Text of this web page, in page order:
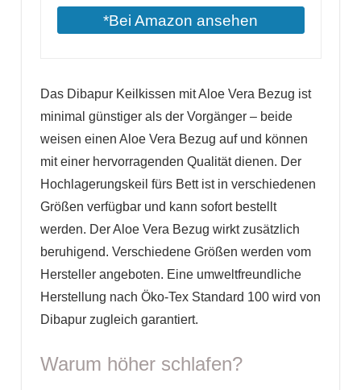
*Bei Amazon ansehen
Das Dibapur Keilkissen mit Aloe Vera Bezug ist
minimal günstiger als der Vorgänger – beide
weisen einen Aloe Vera Bezug auf und können
mit einer hervorragenden Qualität dienen. Der
Hochlagerungskeil fürs Bett ist in verschiedenen
Größen verfügbar und kann sofort bestellt
werden. Der Aloe Vera Bezug wirkt zusätzlich
beruhigend. Verschiedene Größen werden vom
Hersteller angeboten. Eine umweltfreundliche
Herstellung nach Öko-Tex Standard 100 wird von
Dibapur zugleich garantiert.
Warum höher schlafen?